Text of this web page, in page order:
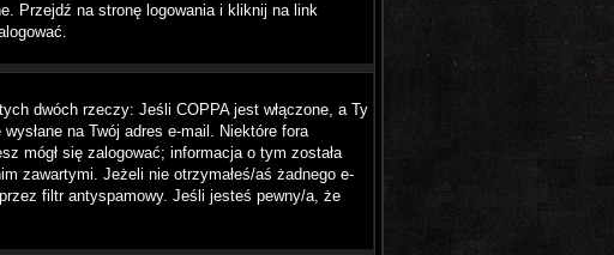
Przejdź na stronę logowania i kliknij na link
dwóch rzeczy: Jeśli COPPA jest włączone, a Ty
na Twój adres e-mail. Niektóre fora
mógł się zalogować; informacja o tym została
zawartymi. Jeżeli nie otrzymałeś/aś żadnego e-
filtr antyspamowy. Jeśli jesteś pewny/a, że